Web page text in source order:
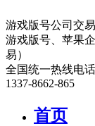
游戏版号公司交
游戏版号、苹果
易）
全国统一热线电话
1337-8662-865
首页